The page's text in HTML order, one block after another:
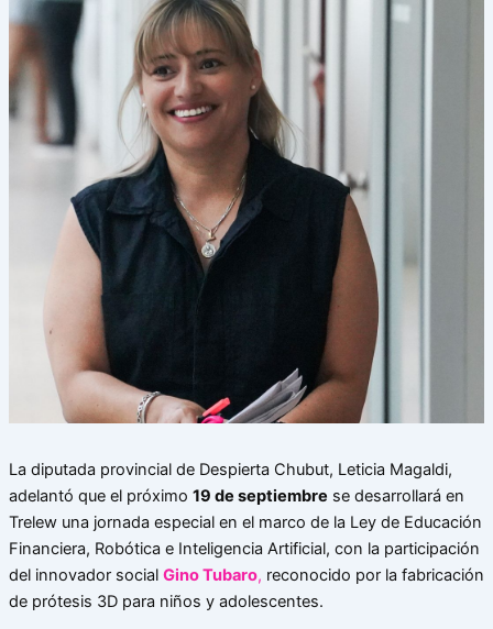
La diputada provincial de Despierta Chubut, Leticia Magaldi,
adelantó que el próximo 19 de septiembre se desarrollará en
Trelew una jornada especial en el marco de la Ley de Educación
Financiera, Robótica e Inteligencia Artificial, con la participación
del innovador social Gino Tubaro, reconocido por la fabricación
de prótesis 3D para niños y adolescentes.